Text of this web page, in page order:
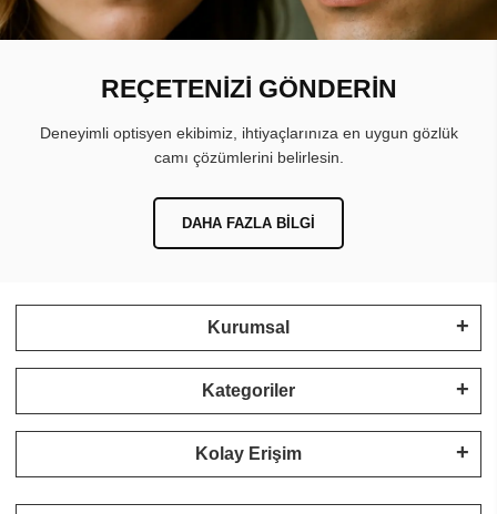
REÇETENİZİ GÖNDERİN
Deneyimli optisyen ekibimiz, ihtiyaçlarınıza en uygun gözlük
camı çözümlerini belirlesin.
DAHA FAZLA BILGI
Kurumsal
Kategoriler
Kolay Erişim